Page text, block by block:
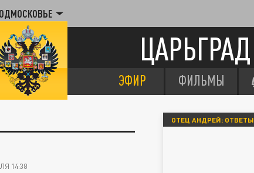
ЦАРЬГРАД
ЭФИР ФИЛЬМЫ
14:38
ОТЕЦ АНДРЕЙ: ОТВЕТЫ